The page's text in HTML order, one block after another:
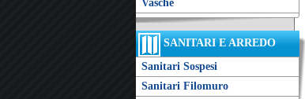
Vasche
SANITARI E ARREDO
Sanitari Sospesi
Sanitari Filomuro